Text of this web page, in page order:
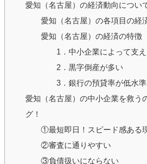
愛知（名古屋）の経済動向につい
愛知（名古屋）の各項目の経
愛知（名古屋）の経済の特徴
1．中小企業によって支
2．黒字倒産が多い
3．銀行の預貸率が低水準
愛知（名古屋）の中小企業を救う
グ！
①最短即日！スピード感ある
②審査に通りやすい
③負債扱いにならない